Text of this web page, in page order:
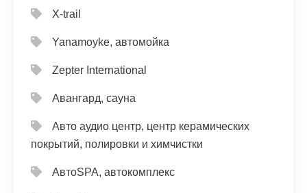
X-trail
Yanamoyke, автомойка
Zepter International
Авангард, сауна
Авто аудио центр, центр керамических
покрытий, полировки и химчистки
АвтоSPA, автокомплекс